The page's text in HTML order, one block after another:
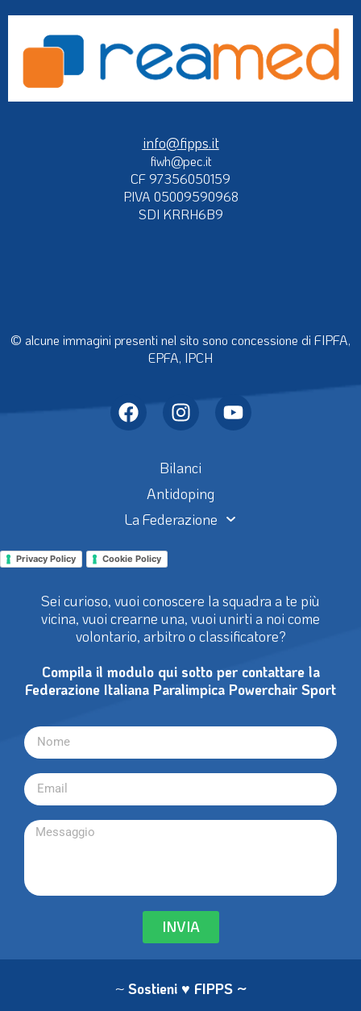
info@fipps.it
fiwh@pec.it
CF 97356050159
P.IVA 05009590968
SDI KRRH6B9
© alcune immagini presenti nel sito sono concessione di FIPFA,
EPFA, IPCH
Bilanci
Antidoping
La Federazione
Privacy Policy Cookie Policy
Sei curioso, vuoi conoscere la squadra a te più
vicina, vuoi crearne una, vuoi unirti a noi come
volontario, arbitro o classificatore?
Compila il modulo qui sotto per contattare la
Federazione Italiana Paralimpica Powerchair Sport
INVIA
~ Sostieni ♥ FIPPS ~